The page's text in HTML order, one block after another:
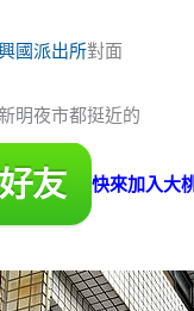
國派出所對面
明夜市都挺近的
快來加入大